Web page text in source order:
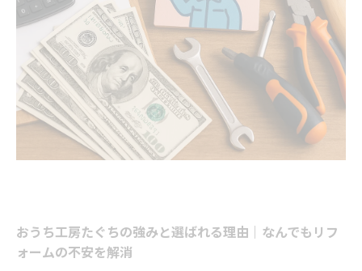
おうち工房たぐちの強みと選ばれる理由｜なんでもリフ
ォームの不安を解消